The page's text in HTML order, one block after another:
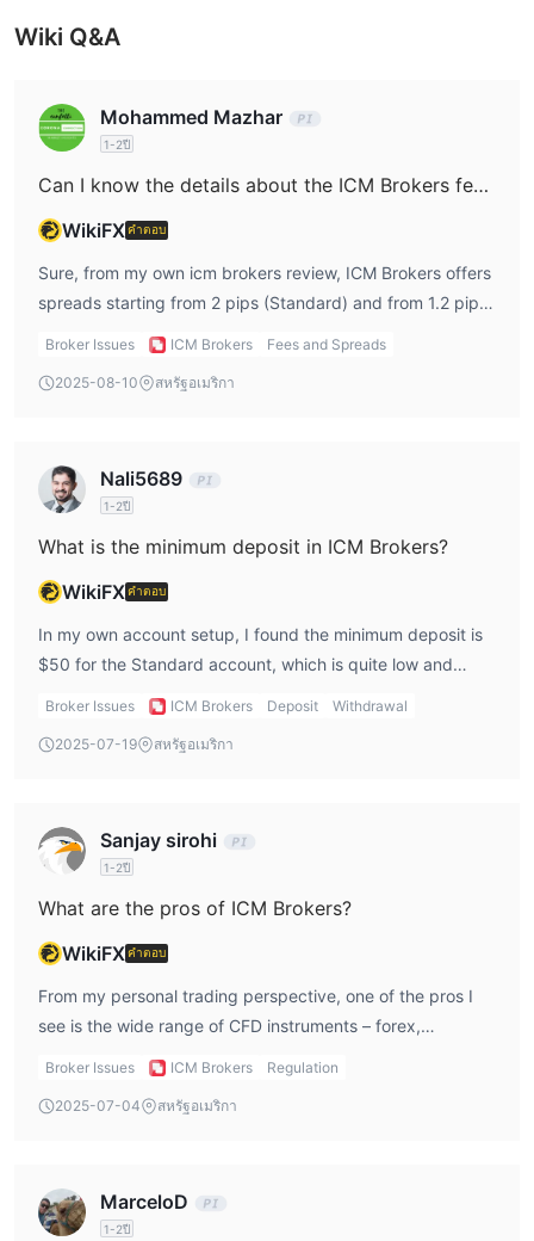
Wiki Q&A
Mohammed Mazhar
1-2ปี
Can I know the details about the ICM Brokers fees?
WikiFXคำตอบ
Sure, from my own icm brokers review, ICM Brokers offers
spreads starting from 2 pips (Standard) and from 1.2 pips
(Prime). Both accounts are commission-free, which I like
on Standard feels a bit pricey for me, especially in active
Broker Issues ICM Brokers Fees and Spreads
2025-08-10 สหรัฐอเมริกา
Nali5689
1-2ปี
What is the minimum deposit in ICM Brokers?
WikiFXคำตอบ
In my own account setup, I found the minimum deposit is
$50 for the Standard account, which is quite low and
beginner-friendly. For the Crypto account, the minimum
ready for bigger exposure.
Broker Issues ICM Brokers Deposit Withdrawal
2025-07-19 สหรัฐอเมริกา
Sanjay sirohi
1-2ปี
What are the pros of ICM Brokers?
WikiFXคำตอบ
From my personal trading perspective, one of the pros I
see is the wide range of CFD instruments – forex,
commodities, indices, stocks, and cryptos. Also, MT4 is
because I use MT4 extensively. Another benefit is the
Broker Issues ICM Brokers Regulation
2025-07-04 สหรัฐอเมริกา
MarceloD
1-2ปี